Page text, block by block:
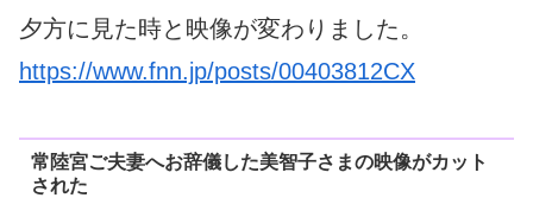
夕方に見た時と映像が変わりました。
https://www.fnn.jp/posts/00403812CX
常陸宮ご夫妻へお辞儀した美智子さまの映像がカット
された